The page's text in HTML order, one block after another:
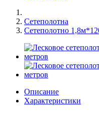
Сетеполотна
Сетеполотно
Описание
Характеристики